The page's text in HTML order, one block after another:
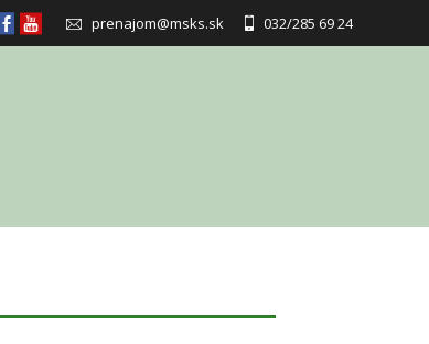
prenajom@msks.sk 032/285 69 24